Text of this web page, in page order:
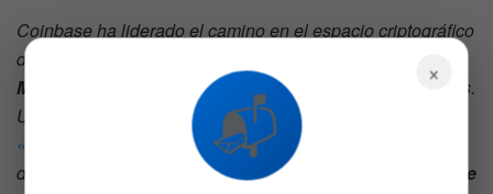
Coinbase ha liderado el camino en el espacio criptográfico
desde principios de año. En enero, se asoció con
Mastercard
para facilitar la compra de tokens no fungibles.
Unos días después, el intercambio nombró a
«Toby» Lutke
como el miembro más nuevo de su junta
directiva. La semana pasada, Coinbase se asoció con
One
×
📬